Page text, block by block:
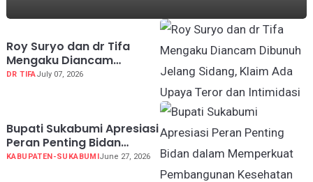
Roy Suryo dan dr Tifa
Mengaku Diancam
Dibunuh Jelang Sidang,
DR TIFAJuly 07, 2026
Bupati Sukabumi Apresiasi
Peran Penting Bidan
dalam Memperkuat
KABUPATEN-SUKABUMIJune 27, 2026